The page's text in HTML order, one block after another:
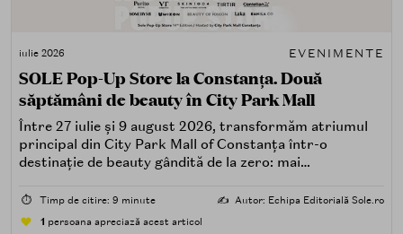
iulie 2026 EVENIMENTE
SOLE Pop-Up Store la Constanța. Două
săptămâni de beauty în City Park Mall
Între 27 iulie și 9 august 2026, transformăm atriumul
principal din City Park Mall of Constanța într-o
destinație de beauty gândită de la zero: mai
care îți place, de fapt, să descoperi produse — testând,
atingând, comparând, întrebând.
⏱️ Timp de citire: 9 minute ✍️ Autor: Echipa Editorială Sole.ro
1 persoana apreciază acest articol